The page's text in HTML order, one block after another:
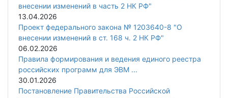
внесении изменений в часть 2 НК РФ"
13.04.2026
Проект федерального закона № 1203640-8 "О
внесении изменений в ст. 168 ч. 2 НК РФ"
06.02.2026
Правила формирования и ведения единого реестра
российских программ для ЭВМ ...
30.01.2026
Постановление Правительства Российской